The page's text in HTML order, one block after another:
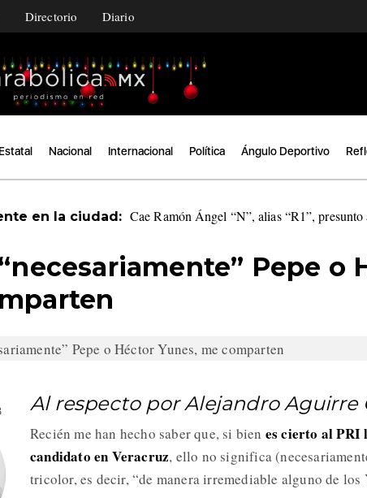
Directorio Diario
Estatal Nacional Internacional Política Ángulo Deportivo
en la ciudad: Cae Ramón Ángel “N”, alias “R1”,
Pepe o
Al respecto por Alejandro Aguirre
Recién me han hecho saber que, si bien es cierto al PRI
candidato en Veracruz, ello no significa
tricolor, es decir, “de manera irremediable alguno de los